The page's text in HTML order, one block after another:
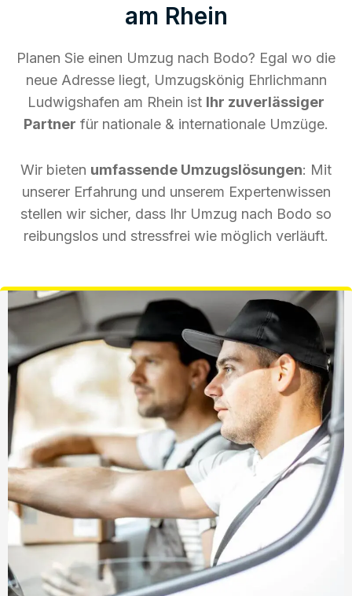
am Rhein
Planen Sie einen Umzug nach Bodo? Egal wo die
neue Adresse liegt, Umzugskönig Ehrlichmann
Ludwigshafen am Rhein ist Ihr zuverlässiger
Partner für nationale & internationale Umzüge.
Wir bieten umfassende Umzugslösungen: Mit
unserer Erfahrung und unserem Expertenwissen
stellen wir sicher, dass Ihr Umzug nach Bodo so
reibungslos und stressfrei wie möglich verläuft.